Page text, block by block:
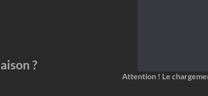
?
Attention ! Le